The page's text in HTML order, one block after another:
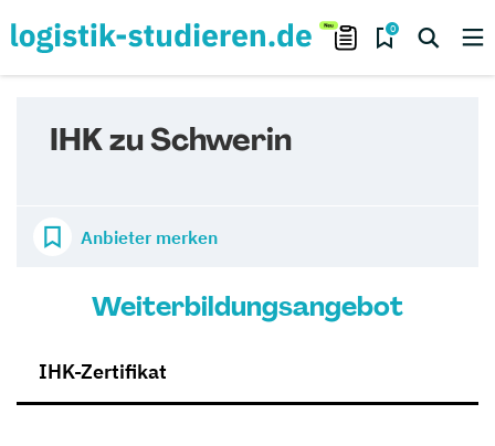
0
IHK zu Schwerin
Anbieter merken
Weiterbildungsangebot
IHK-Zertifikat